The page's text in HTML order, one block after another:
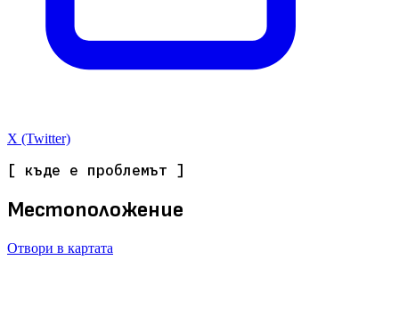
X (Twitter)
[ къде е проблемът ]
Местоположение
Отвори в картата